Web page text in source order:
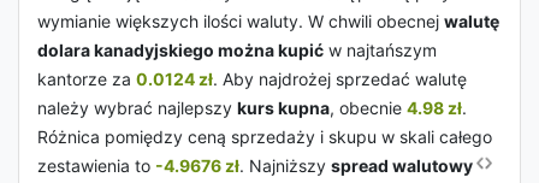
wymianie większych ilości waluty. W chwili obecnej walutę
dolara kanadyjskiego można kupić w najtańszym
kantorze za 0.0124 zł. Aby najdrożej sprzedać walutę
należy wybrać najlepszy kurs kupna, obecnie 4.98 zł.
Różnica pomiędzy ceną sprzedaży i skupu w skali całego
zestawienia to -4.9676 zł. Najniższy spread walutowy